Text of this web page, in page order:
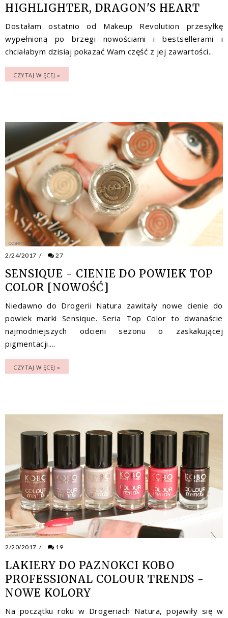
HIGHLIGHTER, DRAGON'S HEART
Dostałam ostatnio od Makeup Revolution przesyłkę
wypełnioną po brzegi nowościami i bestsellerami i
chciałabym dzisiaj pokazać Wam część z jej zawartości...
CZYTAJ WIĘCEJ »
2/24/2017 / 27
SENSIQUE - CIENIE DO POWIEK TOP
COLOR [NOWOŚĆ]
Niedawno do Drogerii Natura zawitały nowe cienie do
powiek marki Sensique. Seria Top Color to dwanaście
najmodniejszych odcieni sezonu o zaskakującej
pigmentacji....
CZYTAJ WIĘCEJ »
2/20/2017 / 19
LAKIERY DO PAZNOKCI KOBO
PROFESSIONAL COLOUR TRENDS -
NOWE KOLORY
Na początku roku w Drogeriach Natura, pojawiły się w